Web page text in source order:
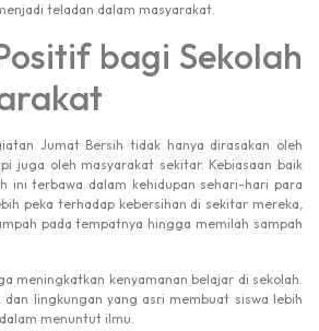
teladan dalam masyarakat.
bagi Sekolah
Jumat Bersih tidak hanya dirasakan oleh
juga oleh masyarakat sekitar. Kebiasaan baik
ini terbawa dalam kehidupan sehari-hari para
peka terhadap kebersihan di sekitar mereka,
pada tempatnya hingga memilah sampah
meningkatkan kenyamanan belajar di sekolah.
dan lingkungan yang asri membuat siswa lebih
menuntut ilmu.